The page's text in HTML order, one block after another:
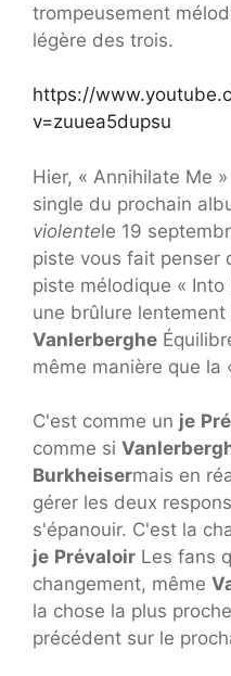
trompeusement
légère des trois.
https://
v=zuuea5dupsu
Hier, « Annihilate Me
single du prochain
violentele 19
piste vous fait penser
piste mélodique «
une brûlure
Vanlerberghe
même manière que la
C'est comme un je
comme si
Burkheisermais en
gérer les deux
s'épanouir. C'est la
je Prévaloir Les fans
changement, même
la chose la plus
précédent sur le